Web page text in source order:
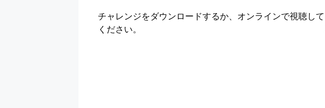
チャレンジをダウンロードするか、オンラインで視聴して
ください。